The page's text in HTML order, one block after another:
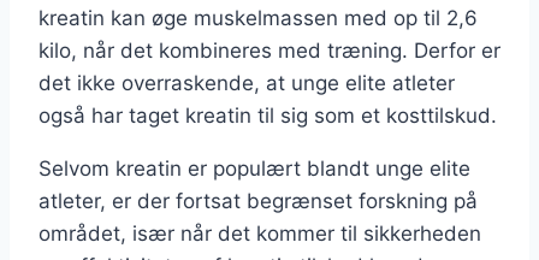
kreatin kan øge muskelmassen med op til 2,6
kilo, når det kombineres med træning. Derfor er
det ikke overraskende, at unge elite atleter
også har taget kreatin til sig som et kosttilskud.
Selvom kreatin er populært blandt unge elite
atleter, er der fortsat begrænset forskning på
området, især når det kommer til sikkerheden